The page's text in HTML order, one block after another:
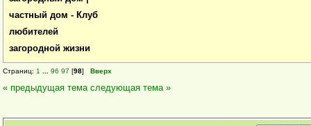
частный дом - Клуб
любителей
загородной жизни
Страниц: 1 96 97 [98] Вверх
« предыдущая тема следующая тема »